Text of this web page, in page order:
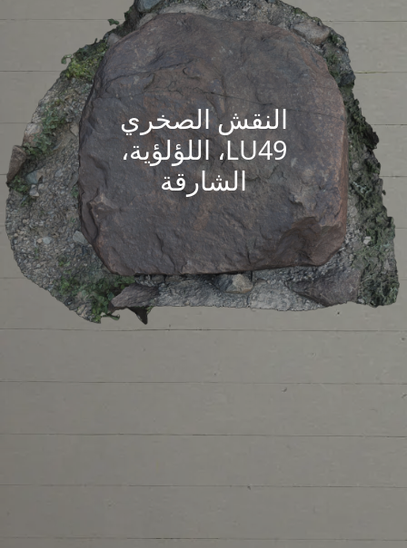
النقش الصخري
LU49، اللؤلؤية،
الشارقة